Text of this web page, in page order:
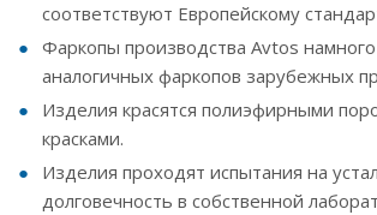
соответствуют Европейскому
Фаркопы производства Avtos
аналогичных фаркопов зарубежных
Изделия красятся полиэфирными
красками.
Изделия проходят испытания на
долговечность в собственной